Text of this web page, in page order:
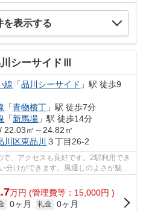
を表示する
シーサイドⅢ
線 「品川シーサイド 」駅 徒歩9
「青物横丁 」駅 徒歩7分
「新馬場 」駅 徒歩14分
22.03㎡～24.82㎡
川区東品川 ３丁目26-2
、アクセスも良好です。2駅利用でき
分けができます。風通しのよさが魅力
...
万円 (管理費等：15,000円 )
0ヶ月 礼金 0ヶ月